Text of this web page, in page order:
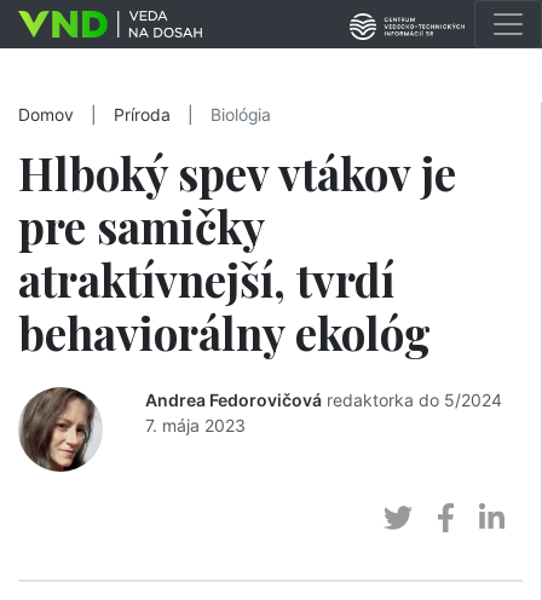
Domov Príroda Biológia
Hlboký spev vtákov je
pre samičky
atraktívnejší, tvrdí
behaviorálny ekológ
Andrea Fedorovičová redaktorka do 5/2024
7. mája 2023